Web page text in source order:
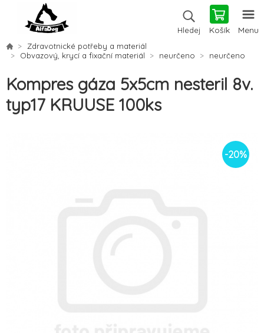
Hledej Košík Menu
Zdravotnické potřeby a materiál
Obvazový, krycí a fixační materiál
neurčeno neurčeno
Kompres gáza 5x5cm nesteril 8v.
typ17 KRUUSE 100ks
-20%